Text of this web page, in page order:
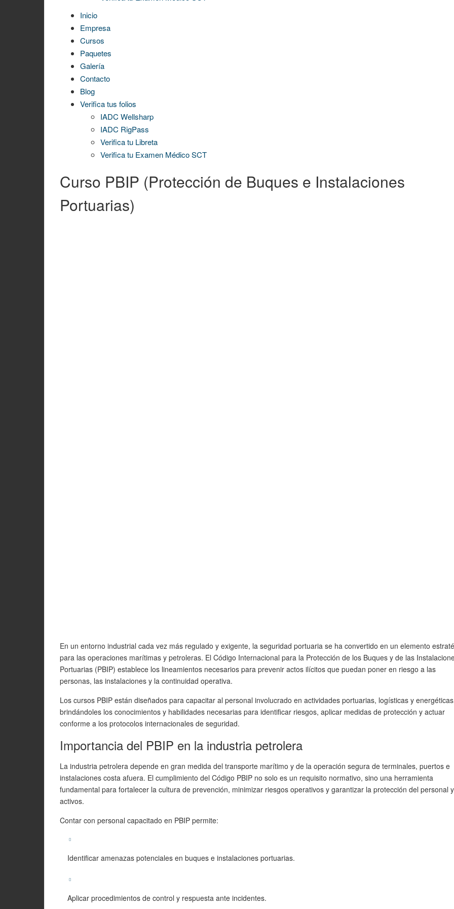
Inicio
Empresa
Cursos
Paquetes
Galería
Contacto
Blog
Verifica tus folios
IADC Wellsharp
IADC RigPass
Verifica tu Libreta
Verifica tu Examen Médico SCT
Curso PBIP (Protección de Buques e Instalaciones
Portuarias)
En un entorno industrial cada vez más regulado y exigente, la seguridad portuaria se ha convertido en un elemento
para las operaciones marítimas y petroleras. El Código Internacional para la Protección de los Buques y de las
Portuarias (PBIP) establece los lineamientos necesarios para prevenir actos ilícitos que puedan poner en riesgo a las
personas, las instalaciones y la continuidad operativa.
Los cursos PBIP están diseñados para capacitar al personal involucrado en actividades portuarias, logísticas y
brindándoles los conocimientos y habilidades necesarias para identificar riesgos, aplicar medidas de protección y actuar
conforme a los protocolos internacionales de seguridad.
Importancia del PBIP en la industria petrolera
La industria petrolera depende en gran medida del transporte marítimo y de la operación segura de terminales, puertos e
instalaciones costa afuera. El cumplimiento del Código PBIP no solo es un requisito normativo, sino una herramienta
fundamental para fortalecer la cultura de prevención, minimizar riesgos operativos y garantizar la protección del personal
activos.
Contar con personal capacitado en PBIP permite:
Identificar amenazas potenciales en buques e instalaciones portuarias.
Aplicar procedimientos de control y respuesta ante incidentes.